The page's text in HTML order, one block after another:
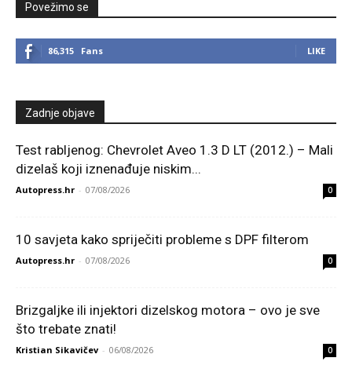
Povežimo se
86,315 Fans LIKE
Zadnje objave
Test rabljenog: Chevrolet Aveo 1.3 D LT (2012.) – Mali
dizelaš koji iznenađuje niskim...
Autopress.hr - 07/08/2026 0
10 savjeta kako spriječiti probleme s DPF filterom
Autopress.hr - 07/08/2026 0
Brizgaljke ili injektori dizelskog motora – ovo je sve
što trebate znati!
Kristian Sikavičev - 06/08/2026 0